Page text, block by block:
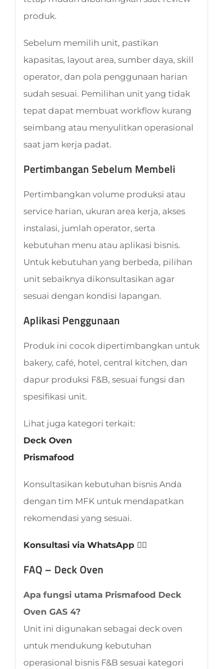
produk.
Sebelum memilih unit, pastikan
kapasitas, layout area, sumber daya, skill
operator, dan pola penggunaan harian
sudah sesuai. Pemilihan unit yang tidak
tepat dapat membuat workflow kurang
seimbang atau menyulitkan operasional
saat jam kerja padat.
Pertimbangan Sebelum Membeli
Pertimbangkan volume produksi atau
service harian, ukuran area kerja, akses
instalasi, jumlah operator, serta
kebutuhan menu atau aplikasi bisnis.
Untuk kebutuhan yang berbeda, pilihan
unit sebaiknya dikonsultasikan agar
sesuai dengan kondisi lapangan.
Aplikasi Penggunaan
Produk ini cocok dipertimbangkan untuk
bakery, café, hotel, central kitchen, dan
dapur produksi F&B, sesuai fungsi dan
spesifikasi unit.
Lihat juga kategori terkait:
Deck Oven
Prismafood
Konsultasikan kebutuhan bisnis Anda
dengan tim MFK untuk mendapatkan
rekomendasi yang sesuai.
Konsultasi via WhatsApp 👈🏻
FAQ – Deck Oven
Apa fungsi utama Prismafood Deck
Oven GAS 4?
Unit ini digunakan sebagai deck oven
untuk mendukung kebutuhan
operasional bisnis F&B sesuai kategori